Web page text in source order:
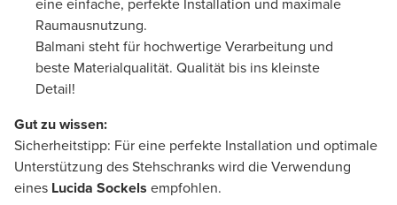
eine einfache, perfekte Installation und maximale
Raumausnutzung.
Balmani steht für hochwertige Verarbeitung und
beste Materialqualität. Qualität bis ins kleinste
Detail!
Gut zu wissen:
Sicherheitstipp: Für eine perfekte Installation und optimale
Unterstützung des Stehschranks wird die Verwendung
eines Lucida Sockels empfohlen.